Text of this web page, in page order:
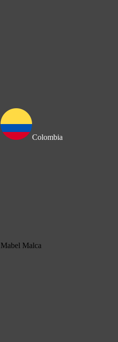
Colombia
Mabel Malca